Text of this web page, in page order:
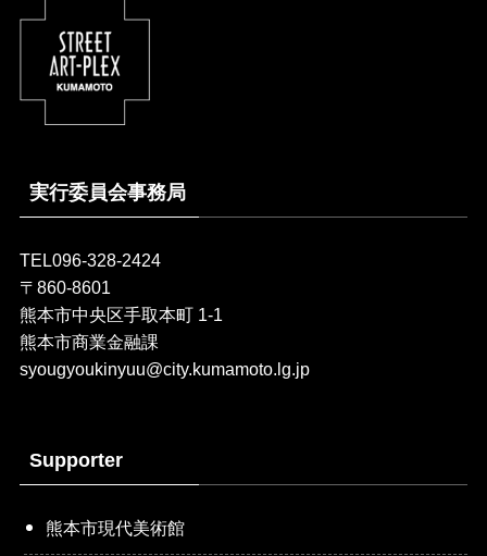
実行委員会事務局
TEL096-328-2424
〒860-8601
熊本市中央区手取本町 1-1
熊本市商業金融課
syougyoukinyuu@city.kumamoto.lg.jp
Supporter
熊本市現代美術館